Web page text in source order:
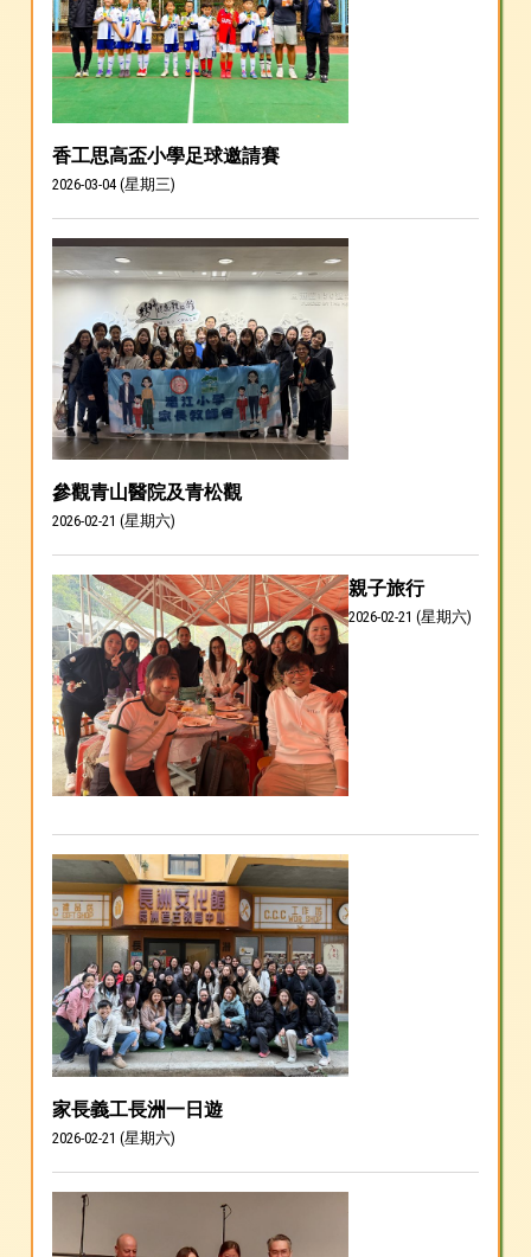
香工思高盃小學足球邀請賽
2026-03-04 (星期三)
參觀青山醫院及青松觀
2026-02-21 (星期六)
親子旅行
2026-02-21 (星期六)
家長義工長洲一日遊
2026-02-21 (星期六)